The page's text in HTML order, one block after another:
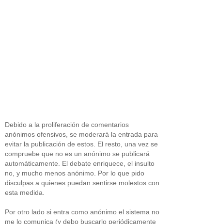
Debido a la proliferación de comentarios
anónimos ofensivos, se moderará la entrada para
evitar la publicación de estos. El resto, una vez se
compruebe que no es un anónimo se publicará
automáticamente. El debate enriquece, el insulto
no, y mucho menos anónimo. Por lo que pido
disculpas a quienes puedan sentirse molestos con
esta medida.
Por otro lado si entra como anónimo el sistema no
me lo comunica (y debo buscarlo periódicamente